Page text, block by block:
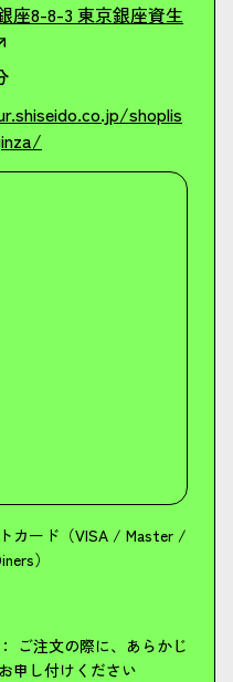
座8-8-3 東京銀座資生
shoplis
カード（VISA / Master /
）
ご注文の際に、あらかじ
申し付けください